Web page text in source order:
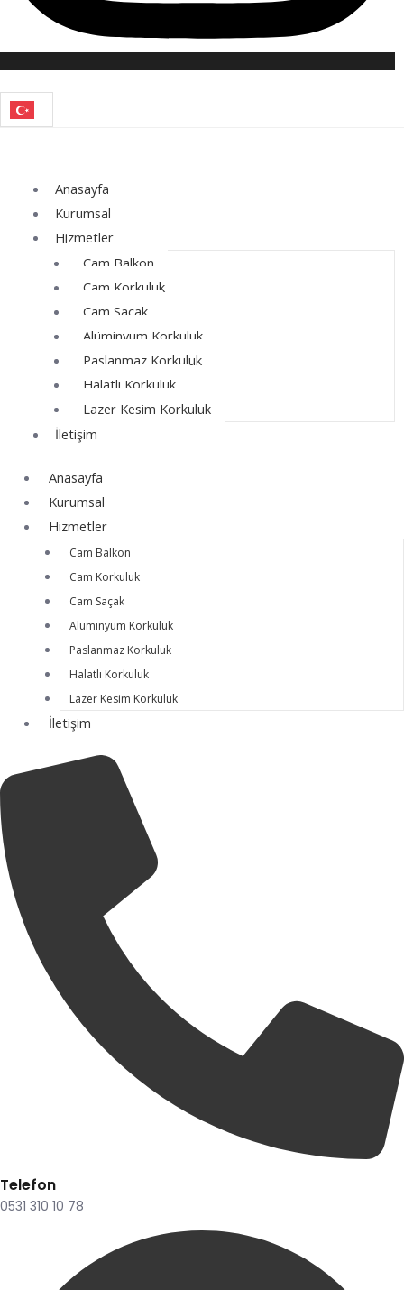
Anasayfa
Kurumsal
Hizmetler
Cam Balkon
Cam Korkuluk
Cam Saçak
Alüminyum Korkuluk
Paslanmaz Korkuluk
Halatlı Korkuluk
Lazer Kesim Korkuluk
İletişim
Anasayfa
Kurumsal
Hizmetler
Cam Balkon
Cam Korkuluk
Cam Saçak
Alüminyum Korkuluk
Paslanmaz Korkuluk
Halatlı Korkuluk
Lazer Kesim Korkuluk
İletişim
Telefon
0531 310 10 78